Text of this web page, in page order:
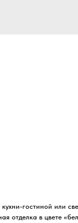
гостиной или
отделка в цвете